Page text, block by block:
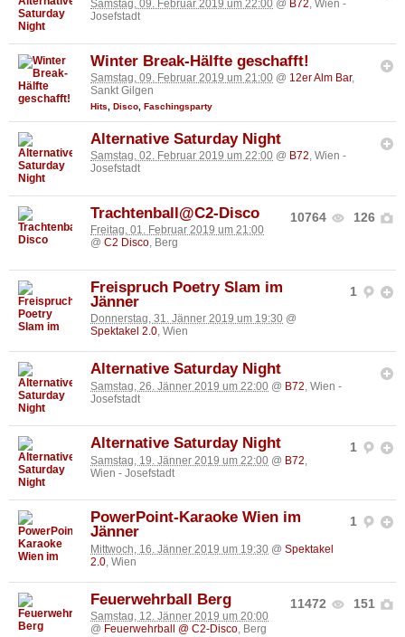
Samstag, 09. Februar 2019 um 22:00 @ B72, Wien -
Josefstadt
Winter Break-Hälfte geschafft!
Samstag, 09. Februar 2019 um 21:00 @ 12er Alm Bar,
Sankt Gilgen
Hits Disco Faschingsparty
Alternative Saturday Night
Samstag, 02. Februar 2019 um 22:00 @ B72, Wien -
Josefstadt
10764 126
Trachtenball@C2-Disco
Freitag, 01. Februar 2019 um 21:00
@ C2 Disco, Berg
1
Freispruch Poetry Slam im
Jänner
Donnerstag, 31. Jänner 2019 um 19:30 @
Spektakel 2.0, Wien
Alternative Saturday Night
Samstag, 26. Jänner 2019 um 22:00 @ B72 , Wien -
Josefstadt
1
Alternative Saturday Night
Samstag, 19. Jänner 2019 um 22:00 @ B72
Wien - Josefstadt
1
PowerPoint-Karaoke Wien im
Jänner
Mittwoch, 16. Jänner 2019 um 19:30 @ Spektakel
2.0 , Wien
11472 151
Feuerwehrball Berg
Samstag, 12. Jänner 2019 um 20:00
@ Feuerwehrball @ C2-Disco, Berg